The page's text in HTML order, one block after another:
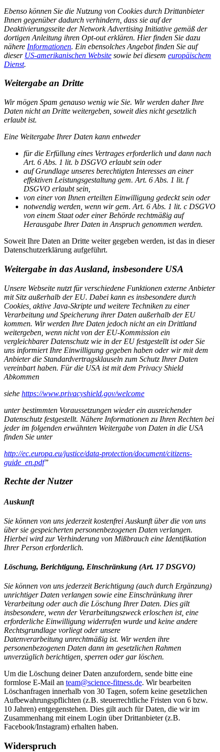
Ebenso können Sie die Nutzung von Cookies durch Drittanbieter
Ihnen gegenüber dadurch verhindern, dass sie auf der
Deaktivierungsseite der Network Advertising Initiative gemäß der
dortigen Anleitung ihren Opt-out erklären. Hier finden Sie dazu
nähere Informationen. Ein ebensolches Angebot finden Sie auf
dieser US-amerikanischen Website sowie bei diesem europäischem
Dienst.
Weitergabe an Dritte
Wir mögen Spam genauso wenig wie Sie. Wir werden daher Ihre
Daten nicht an Dritte weitergeben, soweit dies nicht gesetzlich
erlaubt ist.
Eine Weitergabe Ihrer Daten kann entweder
für die Erfüllung eines Vertrages erforderlich und dann nach
Art. 6 Abs. 1 lit. b DSGVO erlaubt sein oder
auf Grundlage unseres berechtigten Interesses an einer
effektiven Leistungsgestaltung gem. Art. 6 Abs. 1 lit. f
DSGVO erlaubt sein,
von einer von Ihnen erteilten Einwilligung gedeckt sein oder
notwendig werden, wenn wir gem. Art. 6 Abs. 1 lit. c DSGVO
von einem Staat oder einer Behörde rechtmäßig auf
Herausgabe Ihrer Daten in Anspruch genommen werden.
Soweit Ihre Daten an Dritte weiter gegeben werden, ist das in dieser
Datenschutzerklärung aufgeführt.
Weitergabe in das Ausland, insbesondere USA
Unsere Webseite nutzt für verschiedene Funktionen externe Anbieter
mit Sitz außerhalb der EU. Dabei kann es insbesondere durch
Cookies, aktive Java-Skripte und weitere Techniken zu einer
Verarbeitung und Speicherung ihrer Daten außerhalb der EU
kommen. Wir werden Ihre Daten jedoch nicht an ein Drittland
weitergeben, wenn nicht von der EU-Kommission ein
vergleichbarer Datenschutz wie in der EU festgestellt ist oder Sie
uns informiert Ihre Einwilligung gegeben haben oder wir mit dem
Anbieter die Standardvertragsklauseln zum Schutz Ihrer Daten
vereinbart haben. Für die USA ist mit dem Privacy Shield
Abkommen
siehe https://www.privacyshield.gov/welcome
unter bestimmten Voraussetzungen wieder ein ausreichender
Datenschutz festgestellt. Nähere Informationen zu Ihren Rechten bei
jeder im folgenden erwähnten Weitergabe von Daten in die USA
finden Sie unter
http://ec.europa.eu/justice/data-protection/document/citizens-
guide_en.pdf”
Rechte der Nutzer
Auskunft
Sie können von uns jederzeit kostenfrei Auskunft über die von uns
über sie gespeicherten personenbezogenen Daten verlangen.
Hierbei wird zur Verhinderung von Mißbrauch eine Identifikation
Ihrer Person erforderlich.
Löschung, Berichtigung, Einschränkung (Art. 17 DSGVO)
Sie können von uns jederzeit Berichtigung (auch durch Ergänzung)
unrichtiger Daten verlangen sowie eine Einschränkung ihrer
Verarbeitung oder auch die Löschung Ihrer Daten. Dies gilt
insbesondere, wenn der Verarbeitungszweck erloschen ist, eine
erforderliche Einwilligung widerrufen wurde und keine andere
Rechtsgrundlage vorliegt oder unsere
Datenverarbeitung unrechtmäßig ist. Wir werden ihre
personenbezogenen Daten dann im gesetzlichen Rahmen
unverzüglich berichtigen, sperren oder gar löschen.
Um die Löschung deiner Daten anzufordern, sende bitte eine
formlose E-Mail an team@science-fitness.de. Wir bearbeiten
Löschanfragen innerhalb von 30 Tagen, sofern keine gesetzlichen
Aufbewahrungspflichten (z.B. steuerrechtliche Fristen von 6 bzw.
10 Jahren) entgegenstehen. Dies gilt auch für Daten, die wir im
Zusammenhang mit einem Login über Drittanbieter (z.B.
Facebook/Instagram) erhalten haben.
Widerspruch